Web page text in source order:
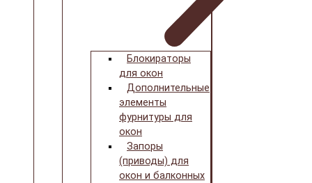
Блокираторы
для окон
Дополнительные
элементы
фурнитуры для
окон
Запоры
(приводы) для
окон и балконных